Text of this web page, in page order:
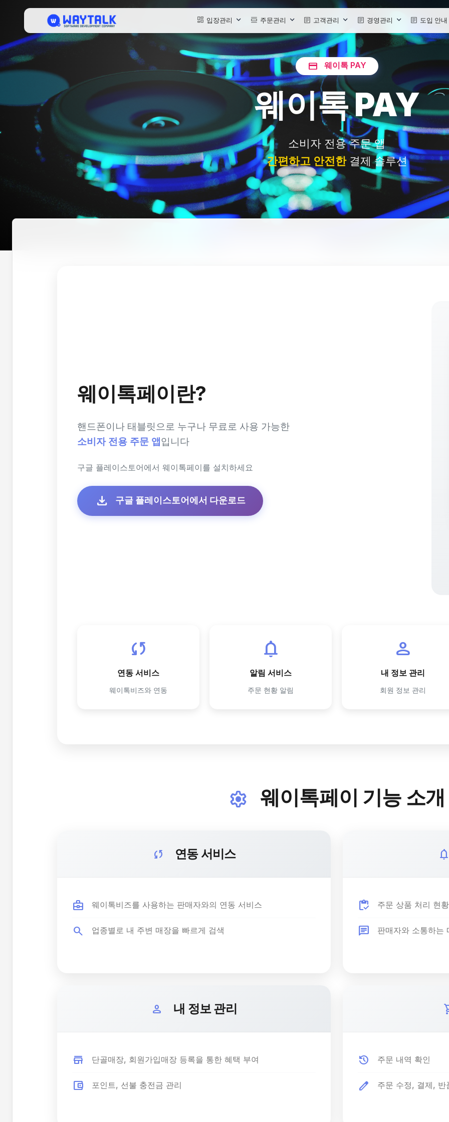
dashboard 입장관리
웨이톡 예약
웨이톡 대기표
웨이톡 BIZ.PAY 연동
view_day 주문관리
웨이톡QR오더
웨이톡TABLE오더
웨이톡KIOSK
웨이톡콜KDS
웨이톡 BIZ.PAY 연동
article 고객관리
웨이톡CRM
웨이톡POS
웨이톡포인트
문자 EMAIL 발송
웨이톡 BIZ.PAY 연동
article 경영관리
웨이톡ERP
웨이톡CMS
웨이톡 수발주
웨이톡전자서명
결제서비스
웨이톡 BIZ.PAY 연동
article 도입 안내
요금 정책
도입/상담 신청
파트너사 모집
서비스 결제
프
업
원
payment 웨이톡 PAY
웨이톡 PAY
소비자 전용 주문 앱
간편하고 안전한결제 솔루션
웨이톡페이란?
핸드폰이나 태블릿으로 누구나 무료로 사용 가능한
소비자 전용 주문 앱입니다
구글 플레이스토어에서 웨이톡페이를 설치하세요
download 구글 플레이스토어에서 다운로드
sync
연동 서비스
웨이톡비즈와 연동
notifications
알림 서비스
주문 현황 알림
person
내 정보 관리
회원 정보 관리
settings 웨이톡페이 기능 소개
sync 연동 서비스
business_center 웨이톡비즈를 사용하는 판매자와의 연동 서비스
search 업종별로 내 주변 매장을 빠르게 검색
notifications
inventory 주문 상품 처리 현
chat 판매자와 소통하는
person 내 정보 관리
store 단골매장, 회원가입매장 등록을 통한 혜택 부여
account_balance_wallet 포인트, 선불 충전금 관리
history 주문 내역 확인
edit 주문 수정, 결제, 반